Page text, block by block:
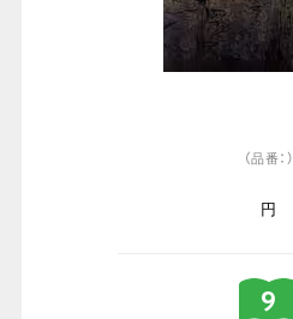
（品番：）
円